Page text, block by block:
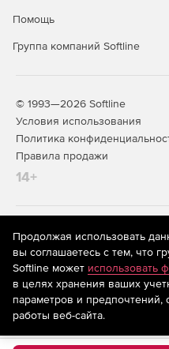
(версия Premium).
Помощь
Группа компаний Softline
© 1993—2026 Softline
Условия использования
Политика
Правила продажи
14+
На информационном
рекомендательные
предоставления информации
систематизации и анализа
предпочтениям
находящихся на территории
Продолжая использовать
вы соглашаетесь с тем, что
Softline может использовать
в целях хранения ваших
параметров и предпочтений,
работы веб-сайта.